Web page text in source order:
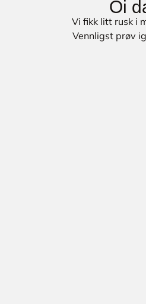
Oi
Vi fikk litt rusk i
Vennligst prøv